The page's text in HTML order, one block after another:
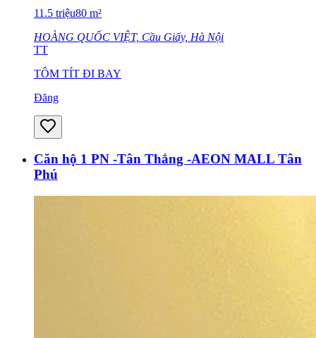
11.5 triệu80 m²
HOÀNG QUỐC VIỆT, Cầu Giấy, Hà Nội
TT
TÔM TÍT ĐI BAY
Đăng
Căn hộ 1 PN -Tân Thắng -AEON MALL Tân
Phú